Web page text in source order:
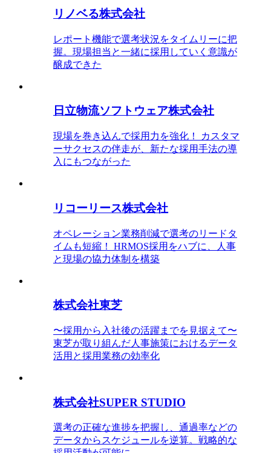
リノベる株式会社
レポート機能で選考状況をタイムリーに把
握。現場担当と一緒に採用していく意識が
醸成できた
日立物流ソフトウェア株式会社
現場を巻き込んで採用力を強化！ カスタマ
ーサクセスの伴走が、新たな採用手法の導
入にもつながった
リコーリース株式会社
オペレーション業務削減で選考のリードタ
イムも短縮！ HRMOS採用をハブに、人事
と現場の協力体制を構築
株式会社東芝
〜採用から入社後の活躍までを見据えて〜
東芝が取り組んだ人事施策におけるデータ
活用と採用業務の効率化
株式会社SUPER STUDIO
選考の正確な進捗を把握し、通過率などの
データからスケジュールを逆算。戦略的な